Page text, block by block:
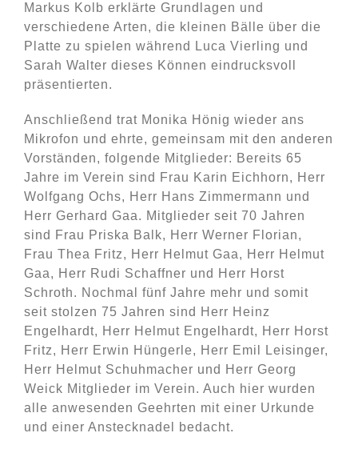
Markus Kolb erklärte Grundlagen und
verschiedene Arten, die kleinen Bälle über die
Platte zu spielen während Luca Vierling und
Sarah Walter dieses Können eindrucksvoll
präsentierten.
Anschließend trat Monika Hönig wieder ans
Mikrofon und ehrte, gemeinsam mit den anderen
Vorständen, folgende Mitglieder: Bereits 65
Jahre im Verein sind Frau Karin Eichhorn, Herr
Wolfgang Ochs, Herr Hans Zimmermann und
Herr Gerhard Gaa. Mitglieder seit 70 Jahren
sind Frau Priska Balk, Herr Werner Florian,
Frau Thea Fritz, Herr Helmut Gaa, Herr Helmut
Gaa, Herr Rudi Schaffner und Herr Horst
Schroth. Nochmal fünf Jahre mehr und somit
seit stolzen 75 Jahren sind Herr Heinz
Engelhardt, Herr Helmut Engelhardt, Herr Horst
Fritz, Herr Erwin Hüngerle, Herr Emil Leisinger,
Herr Helmut Schuhmacher und Herr Georg
Weick Mitglieder im Verein. Auch hier wurden
alle anwesenden Geehrten mit einer Urkunde
und einer Anstecknadel bedacht.